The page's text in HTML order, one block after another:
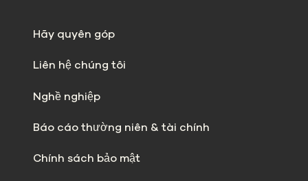
Hãy quyên góp
Liên hệ chúng tôi
Nghề nghiệp
Báo cáo thường niên & tài chính
Chính sách bảo mật